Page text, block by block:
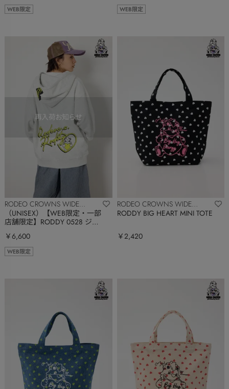
WEB限定 WEB限定
RODEO CROWNS WIDE
BOWL
（UNISEX）【WEB限定・一部
店舗限定】RODDY 0528 ジッ
￥6,600
WEB限定
RODEO CROWNS WIDE
BOWL
RODDY BIG HEART MINI TOTE
￥2,420